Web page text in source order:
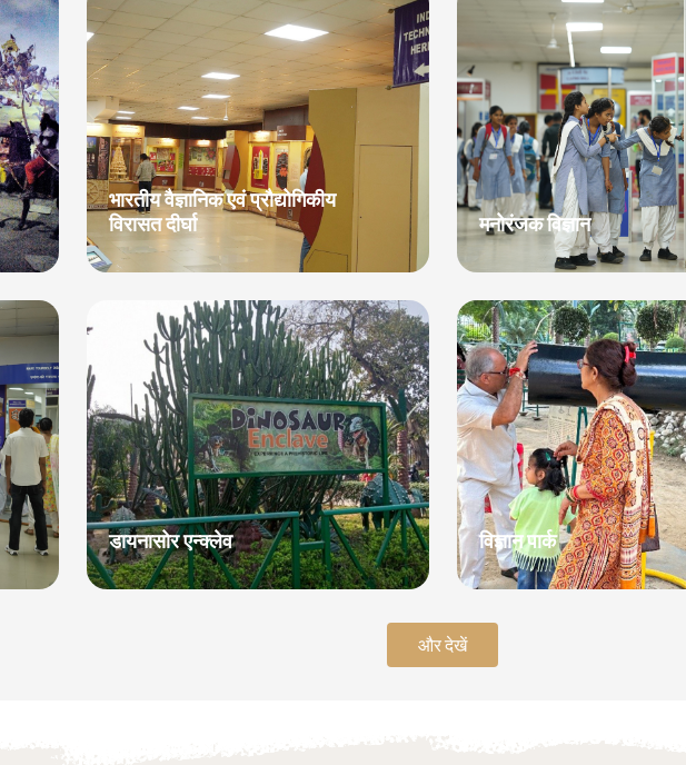
भारतीय वैज्ञानिक एवं प्रौद्योगिकीय
विरासत दीर्घा
मनोरंजक विज्ञान
डायनासोर एन्क्लेव विज्ञान पार्क
और देखें